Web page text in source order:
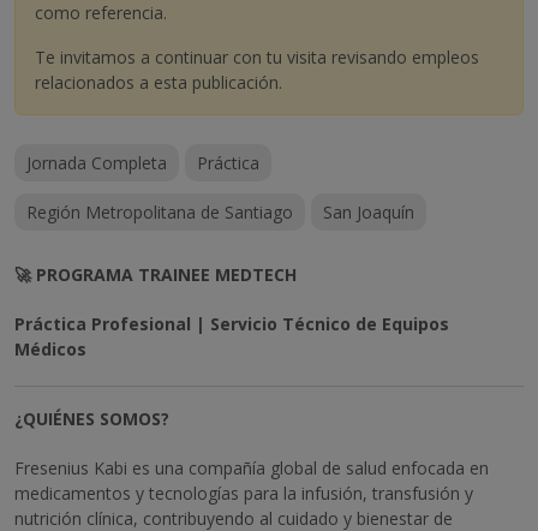
como referencia.
Te invitamos a continuar con tu visita revisando empleos
relacionados a esta publicación.
Jornada Completa Práctica
Región Metropolitana de Santiago San Joaquín
🚀 PROGRAMA TRAINEE MEDTECH
Práctica Profesional | Servicio Técnico de Equipos
Médicos
¿QUIÉNES SOMOS?
Fresenius Kabi es una compañía global de salud enfocada en
medicamentos y tecnologías para la infusión, transfusión y
nutrición clínica, contribuyendo al cuidado y bienestar de